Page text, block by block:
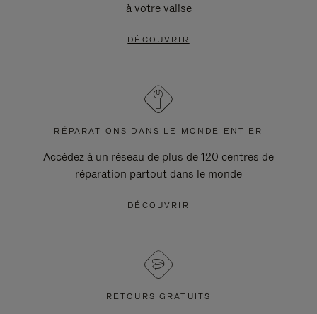
à votre valise
DÉCOUVRIR
RÉPARATIONS DANS LE MONDE ENTIER
Accédez à un réseau de plus de 120 centres de
réparation partout dans le monde
DÉCOUVRIR
RETOURS GRATUITS